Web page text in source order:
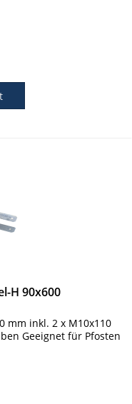
H 90x600
mm inkl. 2 x M10x110
Geeignet für Pfosten